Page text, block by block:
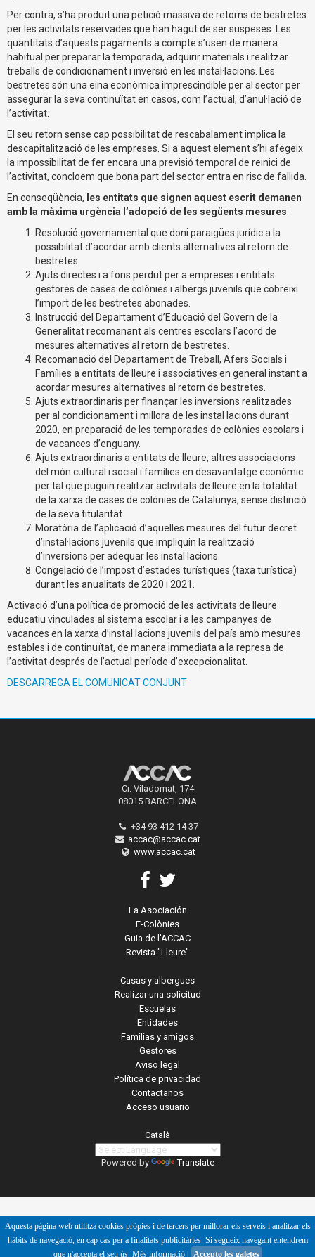
Per contra, s’ha produït una petició massiva de retorns de bestretes
per les activitats reservades que han hagut de ser suspeses. Les
quantitats d’aquests pagaments a compte s’usen de manera
habitual per preparar la temporada, adquirir materials i realitzar
treballs de condicionament i inversió en les instal·lacions. Les
bestretes són una eina econòmica imprescindible per al sector per
assegurar la seva continuïtat en casos, com l’actual, d’anul·lació de
l’activitat.
El seu retorn sense cap possibilitat de rescabalament implica la
descapitalització de les empreses. Si a aquest element s’hi afegeix
la impossibilitat de fer encara una previsió temporal de reinici de
l’activitat, concloem que bona part del sector entra en risc de fallida.
En conseqüència, les entitats que signen aquest escrit demanen
amb la màxima urgència l’adopció de les següents mesures:
Resolució governamental que doni paraigües jurídic a la
possibilitat d’acordar amb clients alternatives al retorn de
bestretes
Ajuts directes i a fons perdut per a empreses i entitats
gestores de cases de colònies i albergs juvenils que cobreixi
l’import de les bestretes abonades.
Instrucció del Departament d’Educació del Govern de la
Generalitat recomanant als centres escolars l’acord de
mesures alternatives al retorn de bestretes.
Recomanació del Departament de Treball, Afers Socials i
Famílies a entitats de lleure i associatives en general instant a
acordar mesures alternatives al retorn de bestretes.
Ajuts extraordinaris per finançar les inversions realitzades
per al condicionament i millora de les instal·lacions durant
2020, en preparació de les temporades de colònies escolars i
de vacances d’enguany.
Ajuts extraordinaris a entitats de lleure, altres associacions
del món cultural i social i famílies en desavantatge econòmic
per tal que puguin realitzar activitats de lleure en la totalitat
de la xarxa de cases de colònies de Catalunya, sense distinció
de la seva titularitat.
Moratòria de l’aplicació d’aquelles mesures del futur decret
d’instal·lacions juvenils que impliquin la realització
d’inversions per adequar les instal·lacions.
Congelació de l’impost d’estades turístiques (taxa turística)
durant les anualitats de 2020 i 2021.
Activació d’una política de promoció de les activitats de lleure
educatiu vinculades al sistema escolar i a les campanyes de
vacances en la xarxa d’instal·lacions juvenils del país amb mesures
estables i de continuïtat, de manera immediata a la represa de
l’activitat després de l’actual període d’excepcionalitat.
DESCARREGA EL COMUNICAT CONJUNT
Cr. Viladomat, 174
08015 BARCELONA
+34 93 412 14 37
accac@accac.cat
www.accac.cat
La Asociación
E-Colònies
Guia de l'ACCAC
Revista "Lleure"
Casas y albergues
Realizar una solicitud
Escuelas
Entidades
Famílias y amigos
Gestores
Aviso legal
Política de privacidad
Contactanos
Acceso usuario
Català
Powered by Translate
Aquesta pàgina web utilitza cookies pròpies i de tercers per millorar els serveis i analitzar els
hàbits de navegació, en cap cas per a finalitats publicitàries. Si segueix navegant entendrem
que n'accepta el seu ús. Més informació| Accepto les galetes